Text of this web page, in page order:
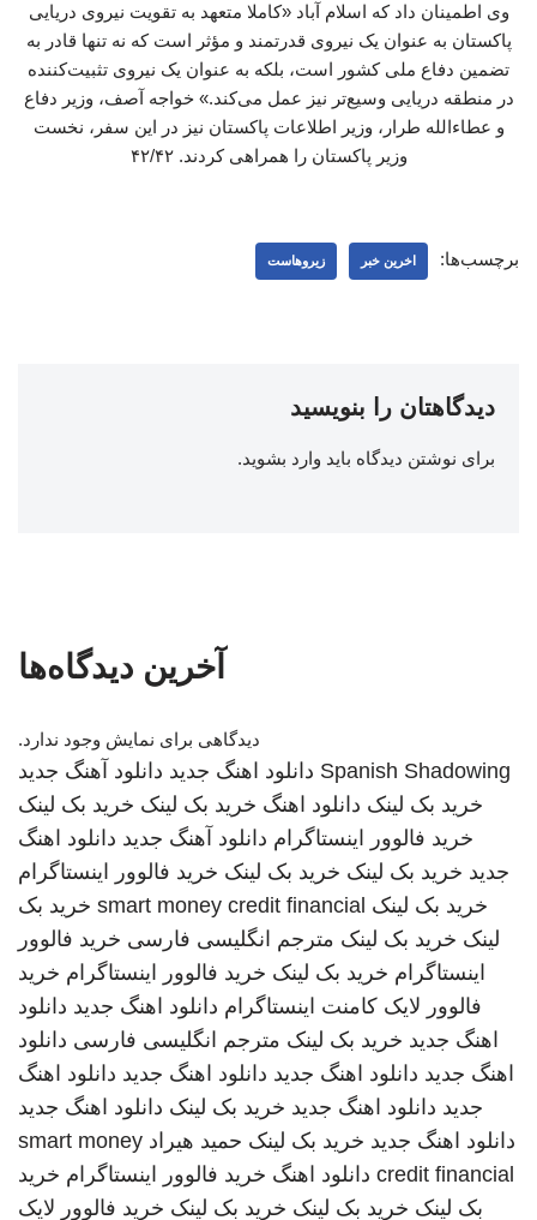
وی اطمینان داد که اسلام آباد «کاملا متعهد به تقویت نیروی دریایی
پاکستان به عنوان یک نیروی قدرتمند و مؤثر است که نه تنها قادر به
تضمین دفاع ملی کشور است، بلکه به عنوان یک نیروی تثبیت‌کننده
در منطقه دریایی وسیع‌تر نیز عمل می‌کند.» خواجه آصف، وزیر دفاع
و عطاءالله طرار، وزیر اطلاعات پاکستان نیز در این سفر، نخست
وزیر پاکستان را همراهی کردند. ۴۲/۴۲
برچسب‌ها: اخرین خبر زیروهاست
دیدگاهتان را بنویسید
برای نوشتن دیدگاه باید وارد بشوید.
آخرین دیدگاه‌ها
دیدگاهی برای نمایش وجود ندارد.
Spanish Shadowing دانلود اهنگ جدید دانلود آهنگ جدید
خرید بک لینک دانلود اهنگ خرید بک لینک خرید بک لینک
خرید فالوور اینستاگرام دانلود آهنگ جدید دانلود اهنگ
جدید خرید بک لینک خرید بک لینک خرید فالوور اینستاگرام
خرید بک لینک smart money credit financial خرید بک
لینک خرید بک لینک مترجم انگلیسی فارسی خرید فالوور
اینستاگرام خرید بک لینک خرید فالوور اینستاگرام خرید
فالوور لایک کامنت اینستاگرام دانلود اهنگ جدید دانلود
اهنگ جدید خرید بک لینک مترجم انگلیسی فارسی دانلود
اهنگ جدید دانلود اهنگ جدید دانلود اهنگ جدید دانلود اهنگ
جدید دانلود اهنگ جدید خرید بک لینک دانلود اهنگ جدید
دانلود اهنگ جدید خرید بک لینک حمید هیراد smart money
credit financial دانلود اهنگ خرید فالوور اینستاگرام خرید
بک لینک خرید بک لینک خرید بک لینک خرید فالوور لایک